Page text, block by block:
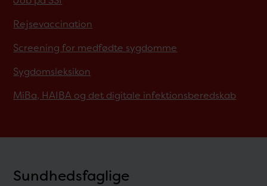
Rejsevaccination
Screening for medfødte sygdomme
Sygdomsleksikon
MiBa, HAIBA og det digitale infektionsberedskab
Sundhedsfaglige